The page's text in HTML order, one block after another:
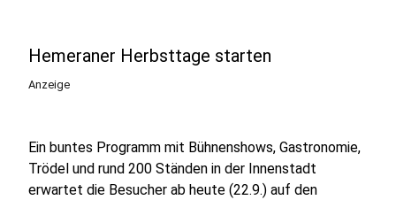
Hemeraner Herbsttage starten
Anzeige
Ein buntes Programm mit Bühnenshows, Gastronomie,
Trödel und rund 200 Ständen in der Innenstadt
erwartet die Besucher ab heute (22.9.) auf den